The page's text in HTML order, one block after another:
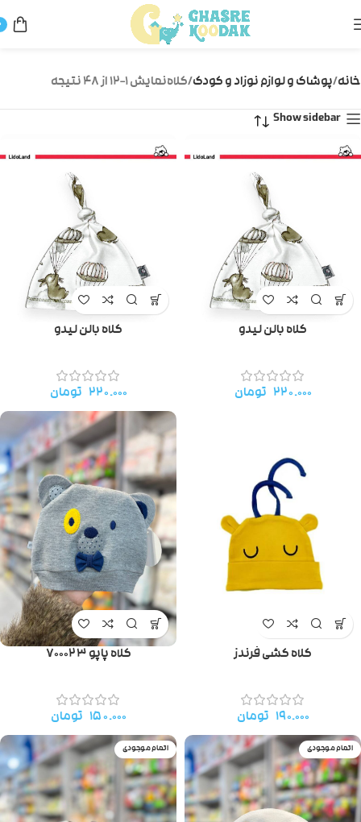
خانه پوشاک و لوازم نوزاد و کودک کلاهنمایش 1–12 از 48 نتیجه
Show sidebar
کلاه بالن لیدو
۲۲۰.۰۰۰ تومان
کلاه بالن لیدو
۲۲۰.۰۰۰ تومان
کلاه کشی فرندز
۱۹۰.۰۰۰ تومان
کلاه پاپو ۷۰۰۰۲۳
۱۵۰.۰۰۰ تومان
اتمام موجودی اتمام موجودی